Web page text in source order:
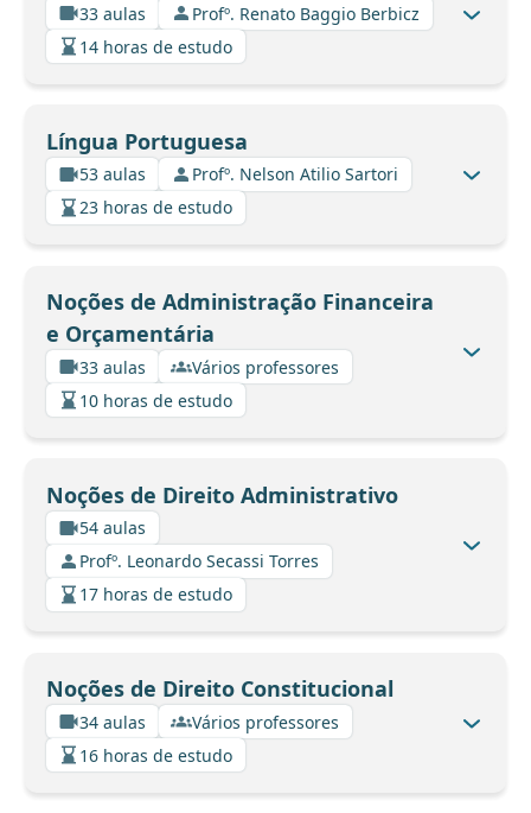
33 aulas
Profº. Renato Baggio Berbicz
14 horas de estudo
Língua Portuguesa
53 aulas
Profº. Nelson Atilio Sartori
23 horas de estudo
Noções de Administração Financeira
e Orçamentária
33 aulas
Vários professores
10 horas de estudo
Noções de Direito Administrativo
54 aulas
Profº. Leonardo Secassi Torres
17 horas de estudo
Noções de Direito Constitucional
34 aulas
Vários professores
16 horas de estudo